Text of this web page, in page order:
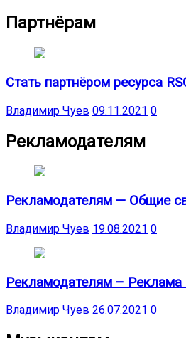
Партнёрам
Стать партнёром ресурса
Владимир Чуев 09.11.2021 0
Рекламодателям
Рекламодателям — Общие
Владимир Чуев 19.08.2021 0
Рекламодателям – Реклама
Владимир Чуев 26.07.2021 0